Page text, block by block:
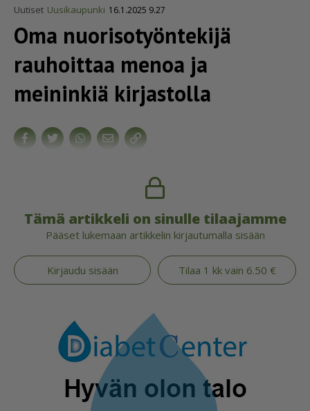
Uutiset Uusikaupunki 16.1.2025 9.27
Oma nuori­so­työn­tekijä
rauhoittaa menoa ja
meininkiä kirjastolla
Tämä artikkeli on sinulle tilaajamme
Pääset lukemaan artikkelin kirjautumalla sisään
Kirjaudu sisään Tilaa 1 kk vain 6.50 €